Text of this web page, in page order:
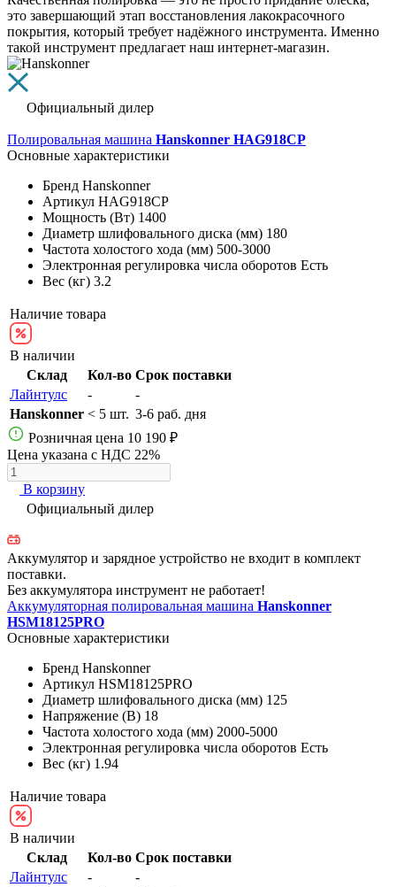
это завершающий этап восстановления лакокрасочного
покрытия, который требует надёжного инструмента. Именно
такой инструмент предлагает наш интернет-магазин.
Официальный дилер
Полировальная машина Hanskonner HAG918CP
Основные характеристики
Бренд Hanskonner
Артикул HAG918CP
Мощность (Вт) 1400
Диаметр шлифовального диска (мм) 180
Частота холостого хода (мм) 500-3000
Электронная регулировка числа оборотов Есть
Вес (кг) 3.2
Наличие товара
В наличии
Склад
Кол-во Срок поставки
Лайнтулс
-
-
Hanskonner < 5 шт. 3-6 раб. дня
Розничная цена 10 190 ₽
Цена указана с НДС 22%
В корзину
Официальный дилер
Аккумулятор и зарядное устройство не входит в комплект
поставки.
Без аккумулятора инструмент не работает!
Аккумуляторная полировальная машина Hanskonner
HSM18125PRO
Основные характеристики
Бренд Hanskonner
Артикул HSM18125PRO
Диаметр шлифовального диска (мм) 125
Напряжение (В) 18
Частота холостого хода (мм) 2000-5000
Электронная регулировка числа оборотов Есть
Вес (кг) 1.94
Наличие товара
В наличии
Склад
Кол-во Срок поставки
Лайнтулс
-
-